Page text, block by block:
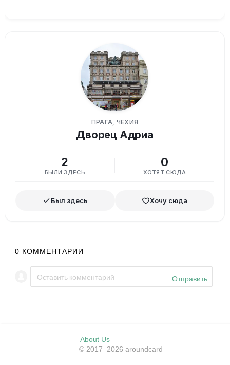
ПРАГА, ЧЕХИЯ
Дворец Адриа
2
БЫЛИ ЗДЕСЬ
0
ХОТЯТ СЮДА
Был здесь Хочу сюда
0 КОММЕНТАРИИ
Отправить
About Us
© 2017–2026 aroundcard